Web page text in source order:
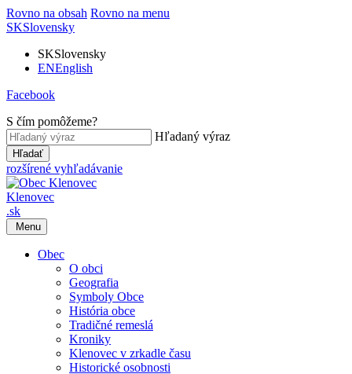
Rovno na obsah Rovno na menu
SKSlovensky
SKSlovensky
ENEnglish
Facebook
S čím pomôžeme?
Hľadaný výraz
Hľadať
rozšírené vyhľadávanie
Klenovec
.sk
Menu
Obec
O obci
Geografia
Symboly Obce
História obce
Tradičné remeslá
Kroniky
Klenovec v zrkadle času
Historické osobnosti